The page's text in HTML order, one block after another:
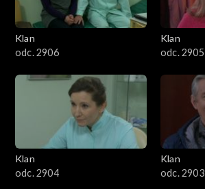
Klan
odc. 2906
Klan
odc. 2905
Klan
odc. 2904
Klan
odc. 2903